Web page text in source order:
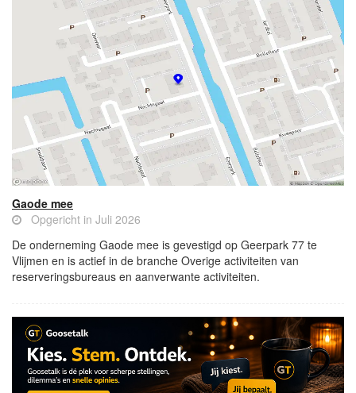
Gaode mee
Opgericht in Juli 2026
De onderneming Gaode mee is gevestigd op Geerpark 77 te
Vlijmen en is actief in de branche Overige activiteiten van
reserveringsbureaus en aanverwante activiteiten.